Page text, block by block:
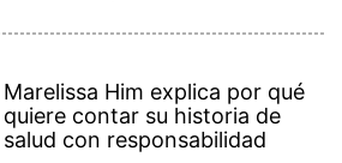
Marelissa Him explica por qué
quiere contar su historia de
salud con responsabilidad